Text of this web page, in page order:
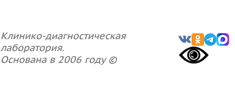
Клинико-диагностическая
лаборатория.
Основана в 2006 году ©